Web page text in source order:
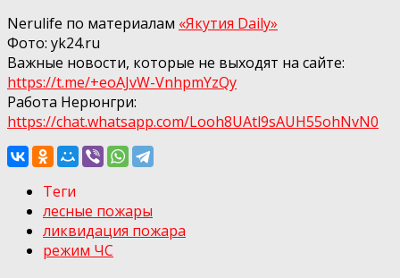
Nerulife по материалам «Якутия Daily»
Фото: yk24.ru
Важные новости, которые не выходят на сайте:
https://t.me/+eoAJvW-VnhpmYzQy
Работа Нерюнгри:
https://chat.whatsapp.com/Looh8UAtl9sAUH55ohNvN0
Теги
лесные пожары
ликвидация пожара
режим ЧС